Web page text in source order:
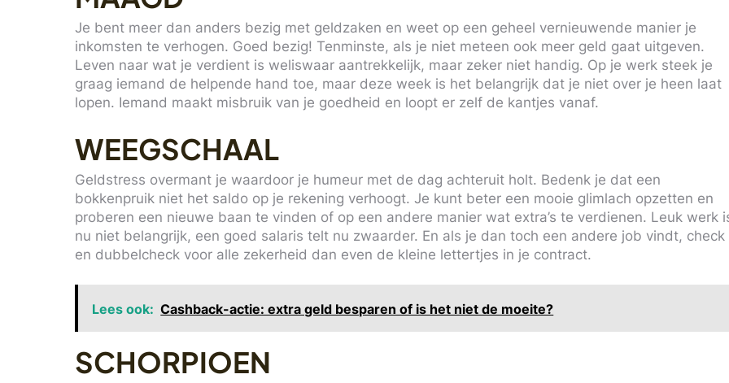
Je bent meer dan anders bezig met geldzaken en weet op een geheel vernieuwende manier je
inkomsten te verhogen. Goed bezig! Tenminste, als je niet meteen ook meer geld gaat uitgeven.
Leven naar wat je verdient is weliswaar aantrekkelijk, maar zeker niet handig. Op je werk steek je
graag iemand de helpende hand toe, maar deze week is het belangrijk dat je niet over je heen laat
lopen. Iemand maakt misbruik van je goedheid en loopt er zelf de kantjes vanaf.
WEEGSCHAAL
Geldstress overmant je waardoor je humeur met de dag achteruit holt. Bedenk je dat een
bokkenpruik niet het saldo op je rekening verhoogt. Je kunt beter een mooie glimlach opzetten en
proberen een nieuwe baan te vinden of op een andere manier wat extra’s te verdienen. Leuk werk
nu niet belangrijk, een goed salaris telt nu zwaarder. En als je dan toch een andere job vindt, check
en dubbelcheck voor alle zekerheid dan even de kleine lettertjes in je contract.
Lees ook: Cashback-actie: extra geld besparen of is het niet de moeite?
SCHORPIOEN